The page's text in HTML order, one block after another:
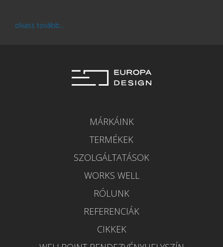
olvass tovább...
MÁRKÁINK
TERMÉKEK
SZOLGÁLTATÁSOK
WORKS WELL
RÓLUNK
REFERENCIÁK
CIKKEK